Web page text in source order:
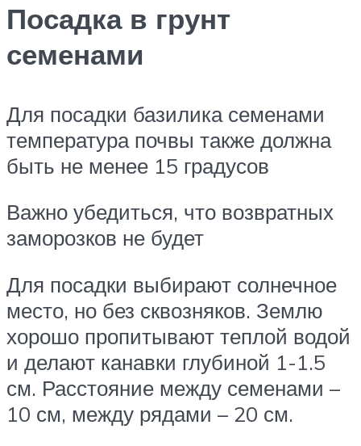
Посадка в грунт
семенами
Для посадки базилика семенами
температура почвы также должна
быть не менее 15 градусов
Важно убедиться, что возвратных
заморозков не будет
Для посадки выбирают солнечное
место, но без сквозняков. Землю
хорошо пропитывают теплой водой
и делают канавки глубиной 1-1.5
см. Расстояние между семенами –
10 см, между рядами – 20 см.